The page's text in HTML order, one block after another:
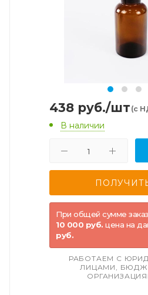
438 руб./шт (с
В наличии
При общей сумме
10 000 руб. цена на
руб.
РАБОТАЕМ С
ЛИЦАМИ,